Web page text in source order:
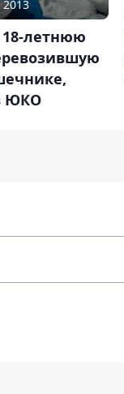
летнюю
ЮКО